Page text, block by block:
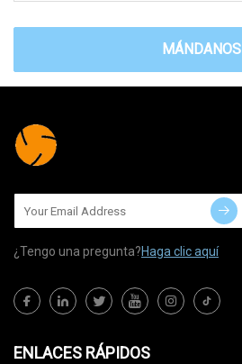
MÁNDANOS
¿Tengo una pregunta?Haga clic aquí
ENLACES RÁPIDOS